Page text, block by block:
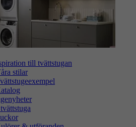
till tvättstugan
stilar